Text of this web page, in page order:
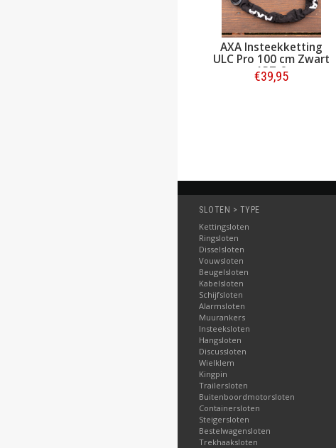
AXA Insteekketting
ULC Pro 100 cm Zwart
ART-2
€39,95
SLOTEN > TYPE
Kettingsloten
Ringsloten
Disselsloten
Vouwsloten
Beugelsloten
Kabelsloten
Schijfsloten
Alarmsloten
Muurankers
Insteeksloten
Hangsloten
Discussloten
Wielklem
Kingpin
Trailersloten
Buitenboordmotorsloten
Containersloten
Steigersloten
Bestelwagensloten
Trekhaaksloten